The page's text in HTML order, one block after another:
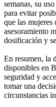
semanas, su
para evitar
que las mujeres
asesoramiento
dosificación y
En resumen, la
disponibles en
seguridad y
tomar una
circunstancias